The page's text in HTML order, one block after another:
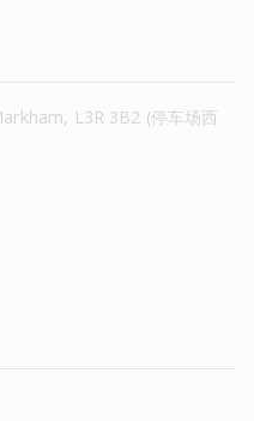
L3R 3B2 (停车场西